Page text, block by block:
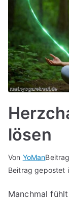
lösen
Von YoMan
Beitrag gepostet
Manchmal